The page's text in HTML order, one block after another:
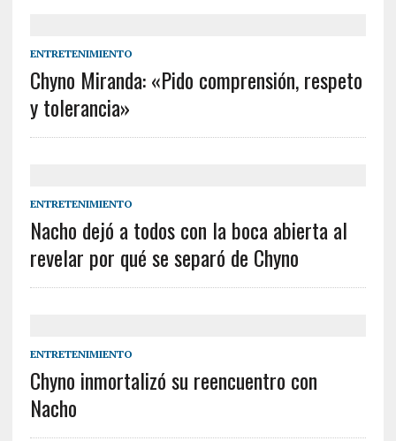
ENTRETENIMIENTO
Chyno Miranda: «Pido comprensión, respeto
y tolerancia»
ENTRETENIMIENTO
Nacho dejó a todos con la boca abierta al
revelar por qué se separó de Chyno
ENTRETENIMIENTO
Chyno inmortalizó su reencuentro con
Nacho